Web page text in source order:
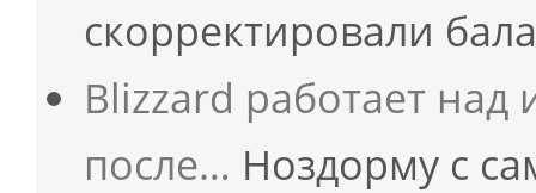
скорректировали
Blizzard работает
после… Ноздорму с